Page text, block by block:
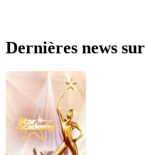
Dernières news sur